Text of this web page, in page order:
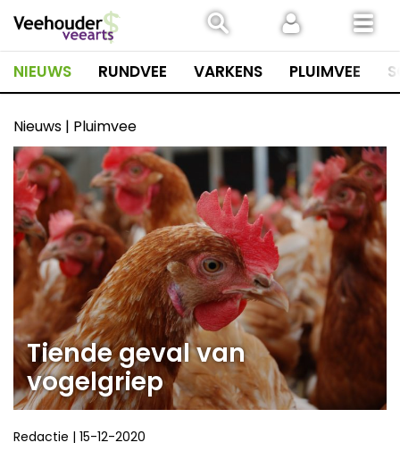
naar
inhoud
NIEUWS RUNDVEE VARKENS PLUIMVEE
Nieuws | Pluimvee
Tiende geval van
vogelgriep
Redactie | 15-12-2020